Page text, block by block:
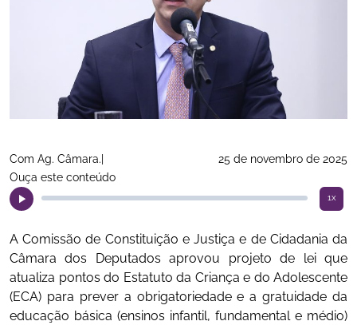
Com Ag. Câmara.|
25 de novembro de 2025
Ouça este conteúdo
1x
A Comissão de Constituição e Justiça e de Cidadania da
Câmara dos Deputados aprovou projeto de lei que
atualiza pontos do Estatuto da Criança e do Adolescente
(ECA) para prever a obrigatoriedade e a gratuidade da
educação básica (ensinos infantil, fundamental e médio)